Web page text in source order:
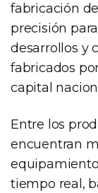
fabricación
precisión
desarrollos y
fabricados
capital
Entre los
encuentran
tiempo real,